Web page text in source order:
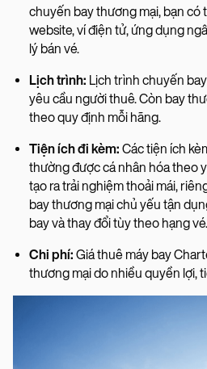
chuyến bay thương mại, bạn có
website, ví điện tử, ứng dụng
lý bán vé.
Lịch trình: Lịch trình chuyến
yêu cầu người thuê. Còn bay
theo quy định mỗi hãng.
Tiện ích đi kèm: Các tiện ích
thường được cá nhân hóa theo
tạo ra trải nghiệm thoải mái,
bay thương mại chủ yếu tận
bay và thay đổi tùy theo hạng vé.
Chi phí: Giá thuê máy bay
thương mại do nhiều quyền lợi,